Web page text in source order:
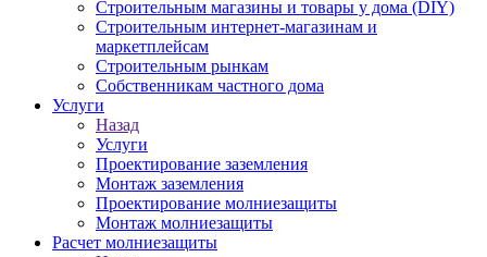
Строительным магазины и товары у дома (DIY)
Строительным интернет-магазинам и
маркетплейсам
Строительным рынкам
Собственникам частного дома
Услуги
Назад
Услуги
Проектирование заземления
Монтаж заземления
Проектирование молниезащиты
Монтаж молниезащиты
Расчет молниезащиты